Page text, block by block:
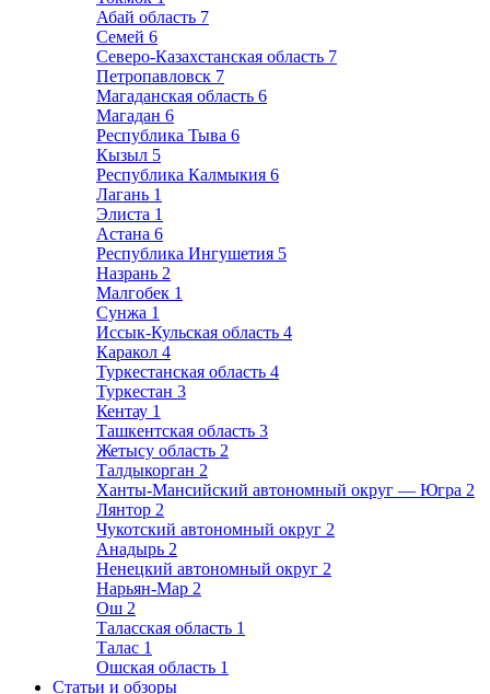
Абай область 7
Семей 6
Северо-Казахстанская область 7
Петропавловск 7
Магаданская область 6
Магадан 6
Республика Тыва 6
Кызыл 5
Республика Калмыкия 6
Лагань 1
Элиста 1
Астана 6
Республика Ингушетия 5
Назрань 2
Малгобек 1
Сунжа 1
Иссык-Кульская область 4
Каракол 4
Туркестанская область 4
Туркестан 3
Кентау 1
Ташкентская область 3
Жетысу область 2
Талдыкорган 2
Ханты-Мансийский автономный округ — Югра 2
Лянтор 2
Чукотский автономный округ 2
Анадырь 2
Ненецкий автономный округ 2
Нарьян-Мар 2
Ош 2
Таласская область 1
Талас 1
Ошская область 1
Статьи и обзоры